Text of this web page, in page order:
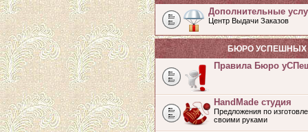
Дополнительные
Центр Выдачи Заказов
БЮРО УСПЕШНЫХ
Правила Бюро
HandMade студия
Предложения по
своими руками